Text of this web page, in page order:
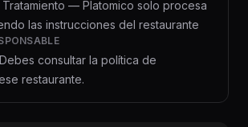
— Platomico solo procesa
las instrucciones del restaurante
consultar la política de
restaurante.